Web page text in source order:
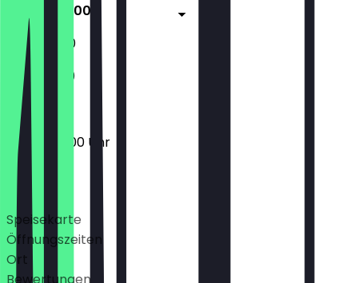
07:00 - 18:00
11:30 - 18:00
11:30 - 19:00
07:00 - 18:00 Uhr
Deals
Speisekarte
Öffnungszeiten
Ort
Bewertungen